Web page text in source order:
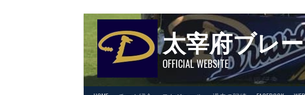
太宰府ブレ
OFFICIAL WEBSITE